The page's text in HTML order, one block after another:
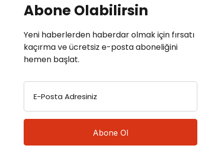
Abone Olabilirsin
Yeni haberlerden haberdar olmak için fırsatı
kaçırma ve ücretsiz e-posta aboneliğini
hemen başlat.
E-Posta Adresiniz